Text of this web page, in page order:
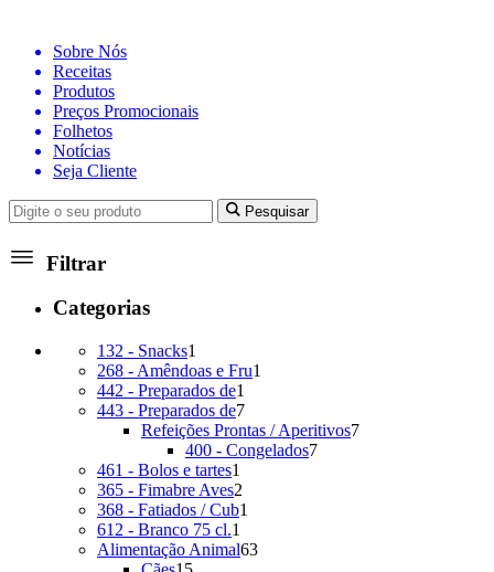
Sobre Nós
Receitas
Produtos
Preços Promocionais
Folhetos
Notícias
Seja Cliente
Pesquisar
Filtrar
Categorias
132 - Snacks1
produto
268 - Amêndoas e Fru1
442 - Preparados de1
produto
443 - Preparados de77
produtos
Refeições Prontas / Aperitivos77
400 - Congelados77
461 - Bolos e tartes1
produto
365 - Fimabre Aves2
produtos
368 - Fatiados / Cub1
612 - Branco 75 cl.1
produto
Alimentação Animal6363